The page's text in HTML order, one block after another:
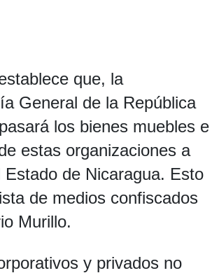
que, la
General de la República
los bienes muebles e
estas organizaciones a
Estado de Nicaragua. Esto
de medios confiscados
Murillo.
y privados no